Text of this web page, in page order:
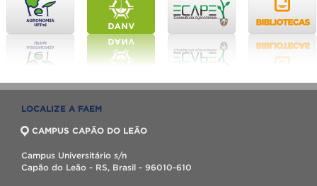
LOCALIZE A FAEM
CAMPUS CAPÃO DO LEÃO
Campus Universitário s/n
Capão do Leão - RS, Brasil - 96010-610